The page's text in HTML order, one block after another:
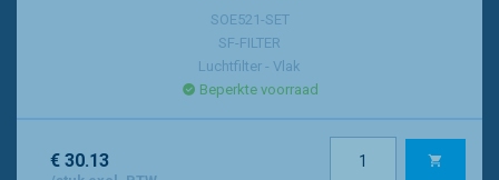
SOE521-SET
SF-FILTER
Luchtfilter - Vlak
Beperkte voorraad
€ 30.13